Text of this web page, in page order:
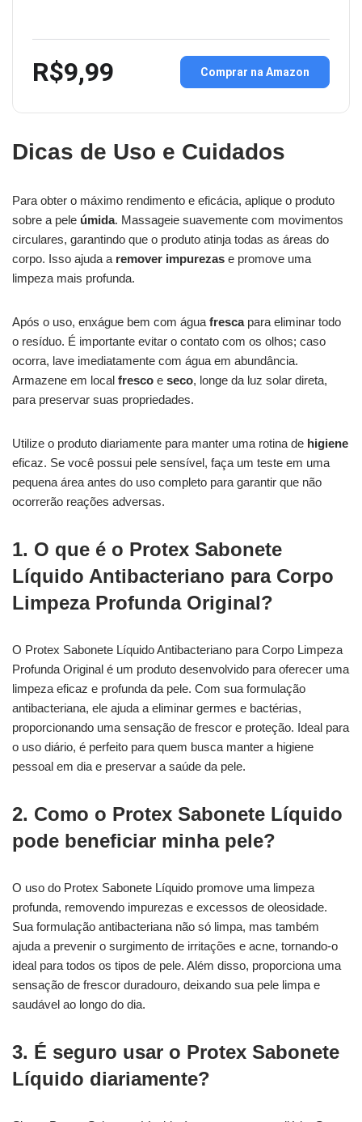
R$9,99 Comprar na Amazon
Dicas de Uso e Cuidados
Para obter o máximo rendimento e eficácia, aplique o produto
sobre a pele úmida. Massageie suavemente com movimentos
circulares, garantindo que o produto atinja todas as áreas do
corpo. Isso ajuda a remover impurezas e promove uma
limpeza mais profunda.
Após o uso, enxágue bem com água frescapara eliminar todo
o resíduo. É importante evitar o contato com os olhos; caso
ocorra, lave imediatamente com água em abundância.
Armazene em local fresco e seco, longe da luz solar direta,
para preservar suas propriedades.
Utilize o produto diariamente para manter uma rotina de higiene
eficaz. Se você possui pele sensível, faça um teste em uma
pequena área antes do uso completo para garantir que não
ocorrerão reações adversas.
1. O que é o Protex Sabonete
Líquido Antibacteriano para Corpo
Limpeza Profunda Original?
O Protex Sabonete Líquido Antibacteriano para Corpo Limpeza
Profunda Original é um produto desenvolvido para oferecer uma
limpeza eficaz e profunda da pele. Com sua formulação
antibacteriana, ele ajuda a eliminar germes e bactérias,
proporcionando uma sensação de frescor e proteção. Ideal para
o uso diário, é perfeito para quem busca manter a higiene
pessoal em dia e preservar a saúde da pele.
2. Como o Protex Sabonete Líquido
pode beneficiar minha pele?
O uso do Protex Sabonete Líquido promove uma limpeza
profunda, removendo impurezas e excessos de oleosidade.
Sua formulação antibacteriana não só limpa, mas também
ajuda a prevenir o surgimento de irritações e acne, tornando-o
ideal para todos os tipos de pele. Além disso, proporciona uma
sensação de frescor duradouro, deixando sua pele limpa e
saudável ao longo do dia.
3. É seguro usar o Protex Sabonete
Líquido diariamente?